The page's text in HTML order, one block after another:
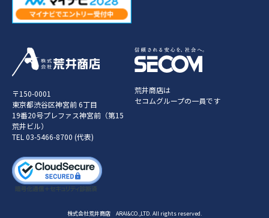
〒150-0001
東京都渋谷区神宮前 6丁目
19番20号プレファス神宮前（第15
荒井ビル）
TEL03-5466-8700 (代表)
荒井商店は
セコムグループの一員です
株式会社荒井商店 ARAI&CO.,LTD. All rights reserved.